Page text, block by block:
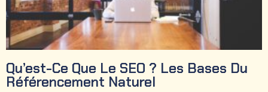
Qu’est-Ce Que Le SEO ? Les Bases Du
Référencement Naturel